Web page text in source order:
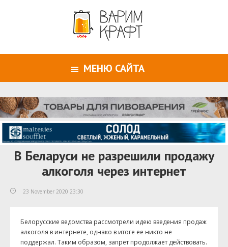
МЕНЮ САЙТА
В Беларуси не разрешили продажу
алкоголя через интернет
23 November 2020 23:30
Белорусские ведомства рассмотрели идею введения продаж
алкоголя в интернете, однако в итоге ее никто не
поддержал. Таким образом, запрет продолжает действовать.